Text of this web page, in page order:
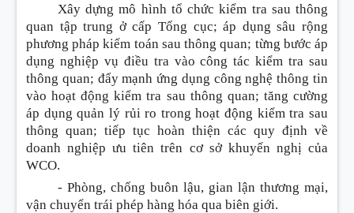
Xây dựng mô hình tổ chức kiểm tra sau thông
quan tập trung ởcấp Tổng cục; áp dụng sâu rộng
phương pháp kiểm toán sau thông quan; từng bước áp
dụng nghiệp vụ điều tra vào công tác kiểm tra sau
thông quan; đẩy mạnh ứng dụng công nghệ thông tin
vào hoạt động kiểm tra sau thông quan; tăng cường
áp dụng quản lý rủi ro trong hoạt động kiểm tra sau
thông quan; tiếp tục hoàn thiện các quy định về
doanh nghiệp ưu tiên trên cơ sở khuyến nghị của
WCO.
- Phòng, chống buôn lậu, gian lận thương mại,
vận chuyển trái phép hàng hóa qua biên giới.